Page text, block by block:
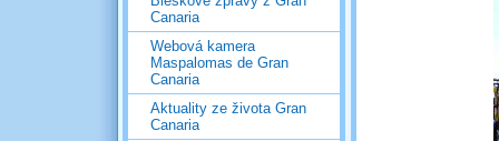
Canaria
Webová kamera
Maspalomas de Gran
Canaria
Aktuality ze života Gran
Canaria